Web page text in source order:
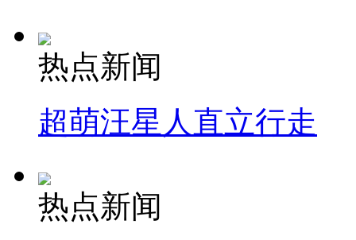
热点新闻
超萌汪星人直立行走
热点新闻